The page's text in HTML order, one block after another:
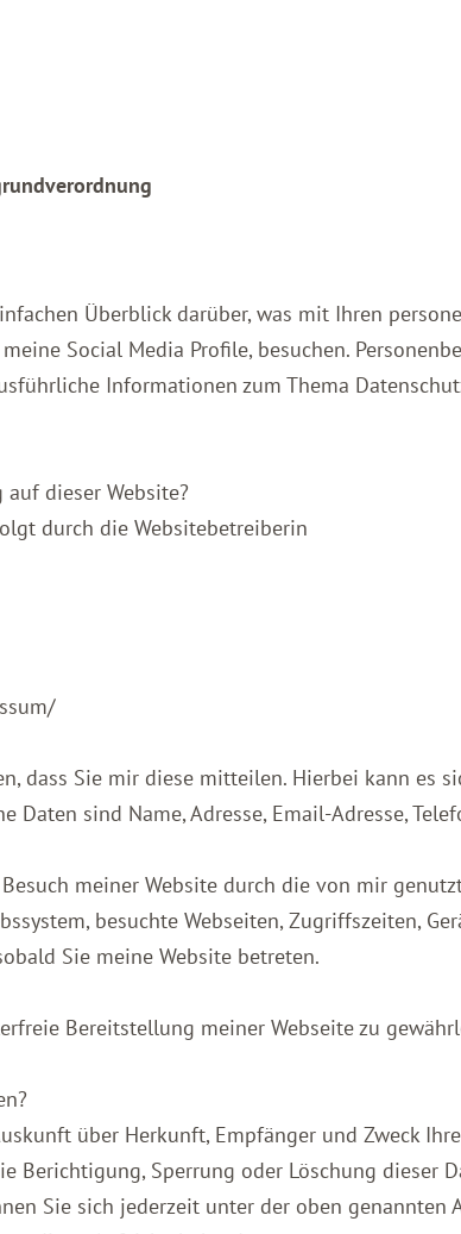
Überblick darüber, was mit Ihren
Social Media Profile, besuchen.
Informationen zum Thema
dieser Website?
durch die Websitebetreiberin
dass Sie mir diese mitteilen. Hierbei kann es
sind Name, Adresse, Email-Adresse,
meiner Website durch die von mir
besuchte Webseiten, Zugriffszeiten,
Sie meine Website betreten.
Bereitstellung meiner Webseite zu
über Herkunft, Empfänger und Zweck
Berichtigung, Sperrung oder Löschung dieser
Sie sich jederzeit unter der oben genannten